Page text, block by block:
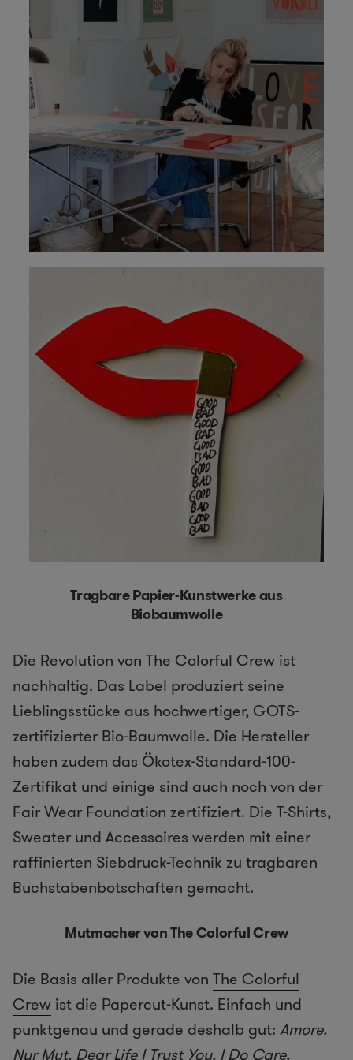
Tragbare Papier-Kunstwerke aus
Biobaumwolle
Die Revolution von The Colorful Crew ist
nachhaltig. Das Label produziert seine
Lieblingsstücke aus hochwertiger, GOTS-
zertifizierter Bio-Baumwolle. Die Hersteller
haben zudem das Ökotex-Standard-100-
Zertifikat und einige sind auch noch von der
Fair Wear Foundation zertifiziert. Die T-Shirts,
Sweater und Accessoires werden mit einer
raffinierten Siebdruck-Technik zu tragbaren
Buchstabenbotschaften gemacht.
Mutmacher von The Colorful Crew
Die Basis aller Produkte von The Colorful
Crew ist die Papercut-Kunst. Einfach und
punktgenau und gerade deshalb gut: Amore.
Nur Mut. Dear Life I Trust You. I Do Care.